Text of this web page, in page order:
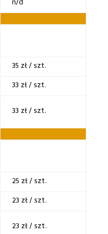
n/d
35 zł / szt.
33 zł / szt.
33 zł / szt.
25 zł / szt.
23 zł / szt.
23 zł / szt.